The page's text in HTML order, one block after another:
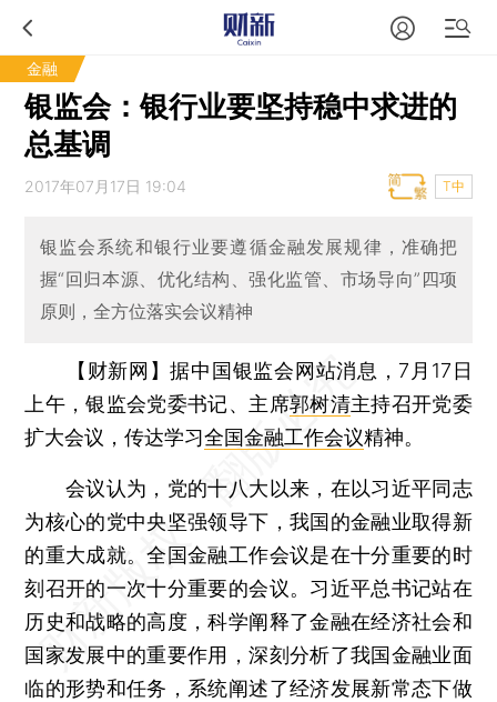
金融
银监会：银行业要坚持稳中求进的
总基调
2017年07月17日 19:04 T中
银监会系统和银行业要遵循金融发展规律，准确把
握“回归本源、优化结构、强化监管、市场导向”四项
原则，全方位落实会议精神
【财新网】据中国银监会网站消息，7月17日
上午，银监会党委书记、主席郭树清主持召开党委
扩大会议，传达学习全国金融工作会议精神。
会议认为，党的十八大以来，在以习近平同志
为核心的党中央坚强领导下，我国的金融业取得新
的重大成就。全国金融工作会议是在十分重要的时
刻召开的一次十分重要的会议。习近平总书记站在
历史和战略的高度，科学阐释了金融在经济社会和
国家发展中的重要作用，深刻分析了我国金融业面
临的形势和任务，系统阐述了经济发展新常态下做